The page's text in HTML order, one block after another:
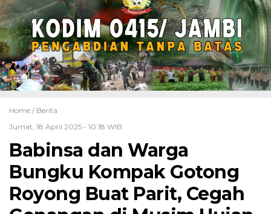
Home / Berita
Jumat, 18 April 2025 - 10:18 WIB
Babinsa dan Warga
Bungku Kompak Gotong
Royong Buat Parit, Cegah